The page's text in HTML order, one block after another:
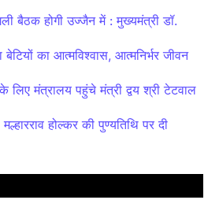
बैठक होगी उज्जैन में : मुख्यमंत्री डॉ.
का आत्मविश्वास, आत्मनिर्भर जीवन
मंत्रालय पहुंचे मंत्री द्वय श्री टेटवाल
होल्कर की पुण्यतिथि पर दी